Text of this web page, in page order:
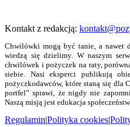
Kontakt z redakcją:
Chwilówki mogą być tanie, a nawet
wiedzą się dzielimy. W naszym
chwilówek i pożyczek na raty,
siebie. Nasi eksperci publikują
pożyczkodawców, które staną się dla
portfel” sprawi, że nigdy nie
Naszą misją jest edukacja
Regulamin|Polityka cookies|